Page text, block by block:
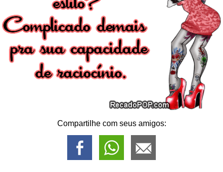
Compartilhe com seus amigos: